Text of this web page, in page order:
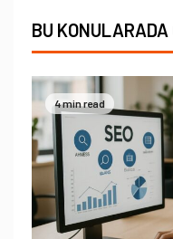
BU KONULARADA
4 min read